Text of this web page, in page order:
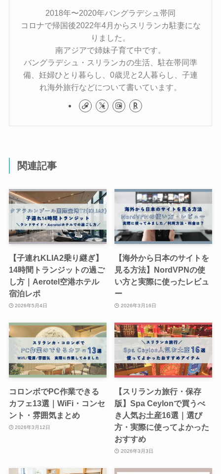
2018年〜2020年バングラデシュ帯同
コロナで帰国後2022年4月からスリランカ駐妻にな
りました。
南アジアで姉妹子育て中です。
バングラデシュ・スリランカの生活、駐在帯同準
備、妊婦ひとり暮らし、0歳児と2人暮らし、子連
れ海外旅行などについて書いています。
関連記事
【子連れKLIA2乗り継ぎ】
14時間トランジットの過ご
し方｜Aerotel空港ホテル
宿泊レポ
2026年5月4日
【海外から日本のサイトを
見る方法】NordVPNの使
い方と実際に使ったレビュ
ー
2026年3月16日
コロンボでPC作業できる
カフェ13選｜WiFi・コンセ
ント・雰囲気まとめ
2026年3月12日
【スリランカ旅行・保存
版】Spa Ceylonで買うべ
き人気お土産16選｜選び
方・実際に使ってよかった
おすすめ
2026年3月3日